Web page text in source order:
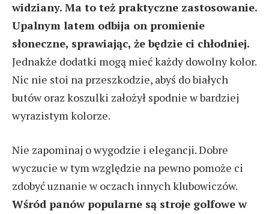
widziany. Ma to też praktyczne zastosowanie.
Upalnym latem odbija on promienie
słoneczne, sprawiając, że będzie ci chłodniej.
Jednakże dodatki mogą mieć każdy dowolny kolor.
Nic nie stoi na przeszkodzie, abyś do białych
butów oraz koszulki założył spodnie w bardziej
wyrazistym kolorze.
Nie zapominaj o wygodzie i elegancji. Dobre
wyczucie w tym względzie na pewno pomoże ci
zdobyć uznanie w oczach innych klubowiczów.
Wśród panów popularne są stroje golfowe w